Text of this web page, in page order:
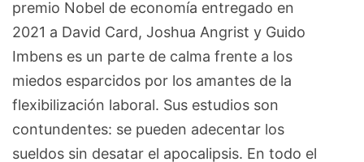
premio Nobel de economía entregado en
2021 a David Card, Joshua Angrist y Guido
Imbens es un parte de calma frente a los
miedos esparcidos por los amantes de la
flexibilización laboral. Sus estudios son
contundentes: se pueden adecentar los
sueldos sin desatar el apocalipsis. En todo el